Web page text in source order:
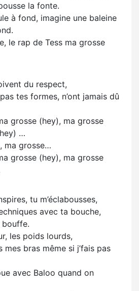
la fonte.
à fond, imagine une baleine
le rap de Tess ma grosse
du respect,
tes formes, n’ont jamais dû
grosse (hey), ma grosse
…
ma grosse…
grosse (hey), ma grosse
tu m’éclabousses,
avec ta bouche,
bouffe.
les poids lourds,
mes bras même si j’fais pas
avec Baloo quand on